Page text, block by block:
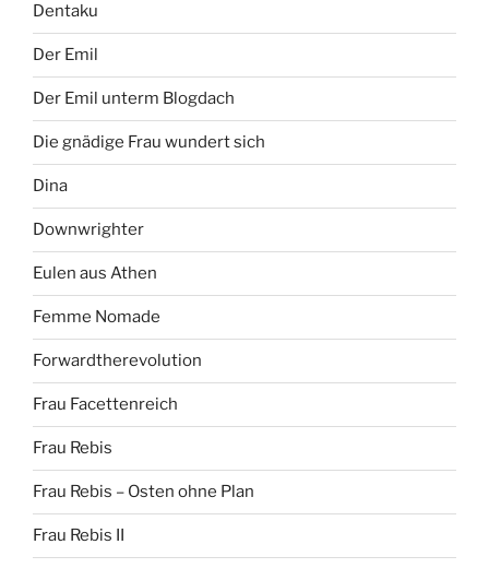
Dentaku
Der Emil
Der Emil unterm Blogdach
Die gnädige Frau wundert sich
Dina
Downwrighter
Eulen aus Athen
Femme Nomade
Forwardtherevolution
Frau Facettenreich
Frau Rebis
Frau Rebis – Osten ohne Plan
Frau Rebis II